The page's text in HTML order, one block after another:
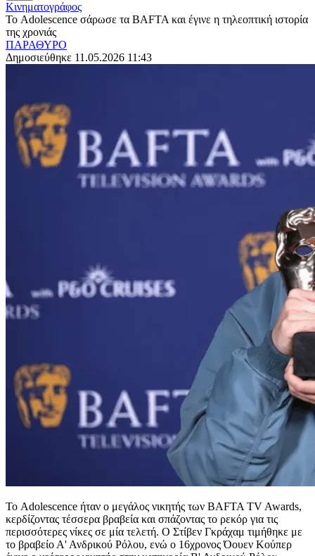
Κινηματογράφος
Το Adolescence σάρωσε τα BAFTA και έγινε η τηλεοπτική ιστορία
της χρονιάς
ΠΑΡΑΘΥΡΟ
Δημοσιεύθηκε 11.05.2026 11:43
Το Adolescence ήταν ο μεγάλος νικητής των BAFTA TV Awards,
κερδίζοντας τέσσερα βραβεία και σπάζοντας το ρεκόρ για τις
περισσότερες νίκες σε μία τελετή. Ο Στίβεν Γκράχαμ τιμήθηκε με
το βραβείο Α' Ανδρικού Ρόλου, ενώ ο 16χρονος Όουεν Κούπερ